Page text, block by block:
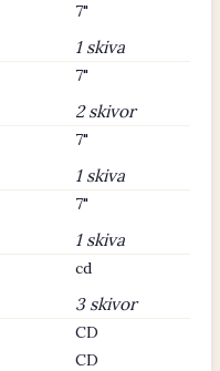
7"
1 skiva
7"
2 skivor
7"
1 skiva
7"
1 skiva
cd
3 skivor
CD
CD